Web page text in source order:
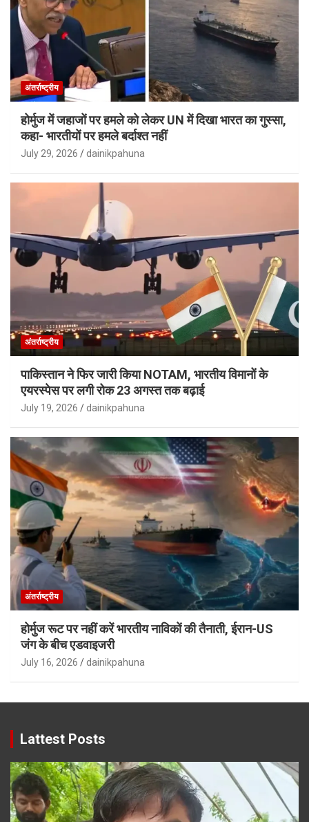
अंतर्राष्ट्रीय
होर्मुज में जहाजों पर हमले को लेकर UN में दिखा भारत का गुस्सा,
कहा- भारतीयों पर हमले बर्दाश्त नहीं
July 29, 2026 dainikpahuna
अंतर्राष्ट्रीय
पाकिस्तान ने फिर जारी किया NOTAM, भारतीय विमानों के
एयरस्पेस पर लगी रोक 23 अगस्त तक बढ़ाई
July 19, 2026 dainikpahuna
अंतर्राष्ट्रीय
होर्मुज रूट पर नहीं करें भारतीय नाविकों की तैनाती, ईरान-US
जंग के बीच एडवाइजरी
July 16, 2026 dainikpahuna
Lattest Posts